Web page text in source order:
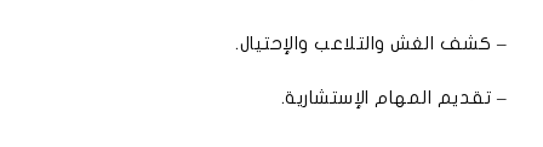
– كشف الغش والتلاعب والإحتيال.
– تقديم المهام الإستشارية.